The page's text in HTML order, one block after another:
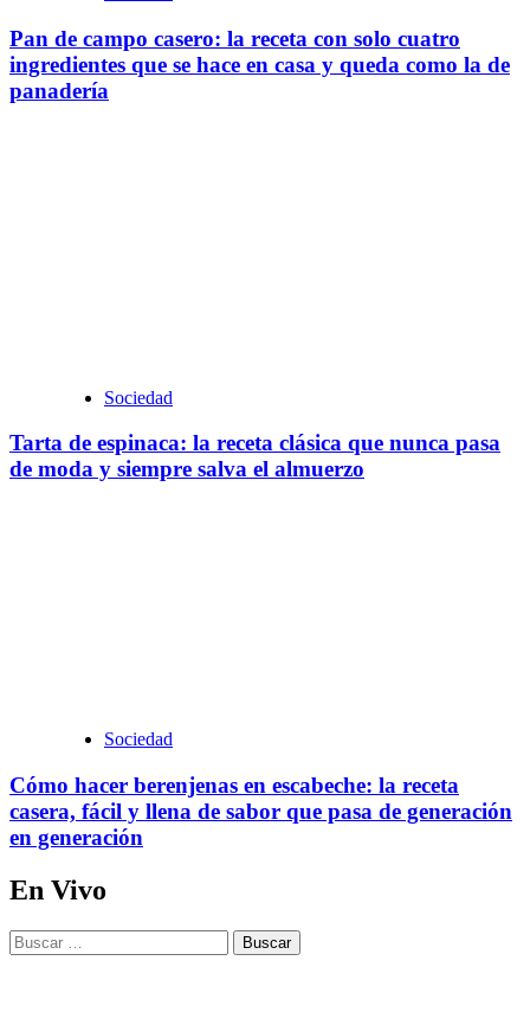
Pan de campo casero: la receta con solo cuatro
ingredientes que se hace en casa y queda como la de
panadería
Sociedad
Tarta de espinaca: la receta clásica que nunca pasa
de moda y siempre salva el almuerzo
Sociedad
Cómo hacer berenjenas en escabeche: la receta
casera, fácil y llena de sabor que pasa de generación
en generación
En Vivo
Buscar: